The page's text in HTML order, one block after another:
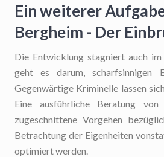
Ein weiterer
Bergheim - Der
Die Entwicklung stagniert auch
geht es darum, scharfsinnigen
Gegenwärtige Kriminelle lassen
Eine ausführliche Beratung
zugeschnittene Vorgehen
Betrachtung der Eigenheiten
optimiert werden.